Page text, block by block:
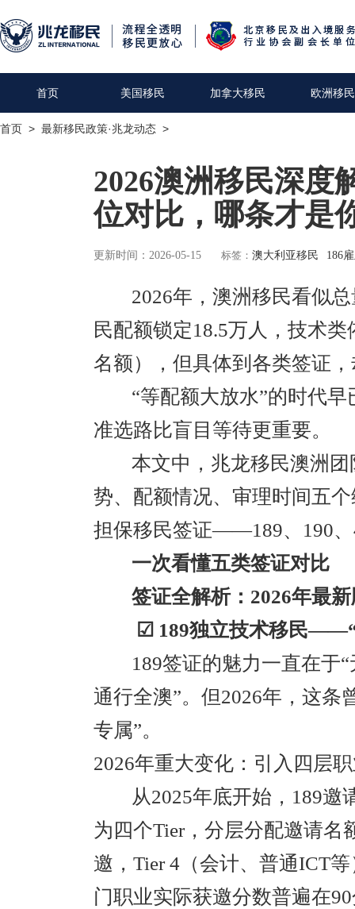
首页 美国移民 加拿大移民 欧洲移民
首页 > 最新移民政策·兆龙动态 >
2026澳洲移民深度
位对比，哪条才是
更新时间：2026-05-15 标签： 澳大利亚移民 186
2026年，澳洲移民看似总
民配额锁定18.5万人，技术
名额），但具体到各类签证
“等配额大放水”的时代
准选路比盲目等待更重要。
本文中，兆龙移民澳洲
势、配额情况、审理时间五
担保移民签证——189、190、
一次看懂五类签证对比
签证全解析：2026年最
☑ 189独立技术移民
189签证的魅力一直在于
通行全澳”。但2026年，这条
专属”。
2026年重大变化：引入四层
从2025年底开始，189邀
为四个Tier，分层分配邀请名
邀，Tier 4（会计、普通ICT
门职业实际获邀分数普遍在